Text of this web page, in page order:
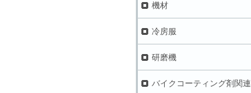
機材
冷房服
研磨機
バイクコーティング剤関連